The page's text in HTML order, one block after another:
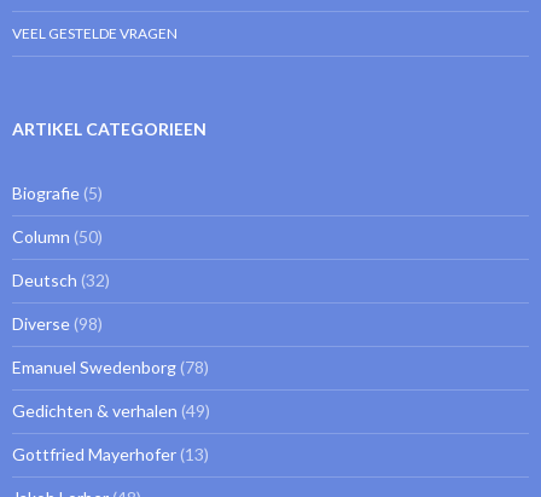
VEEL GESTELDE VRAGEN
ARTIKEL CATEGORIEEN
Biografie (5)
Column (50)
Deutsch (32)
Diverse (98)
Emanuel Swedenborg (78)
Gedichten & verhalen (49)
Gottfried Mayerhofer (13)